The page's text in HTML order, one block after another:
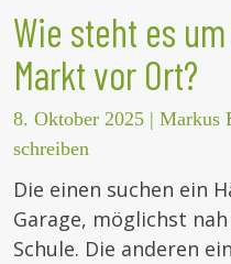
Wie steht es
Markt vor Ort?
8. Oktober 2025 | Markus
schreiben
Die einen suchen ein
Garage, möglichst
Schule. Die anderen